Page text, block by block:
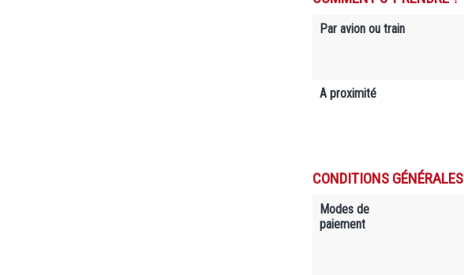
Par avion ou train
A proximité
CONDITIONS GÉNÉRALES
Modes de
paiement